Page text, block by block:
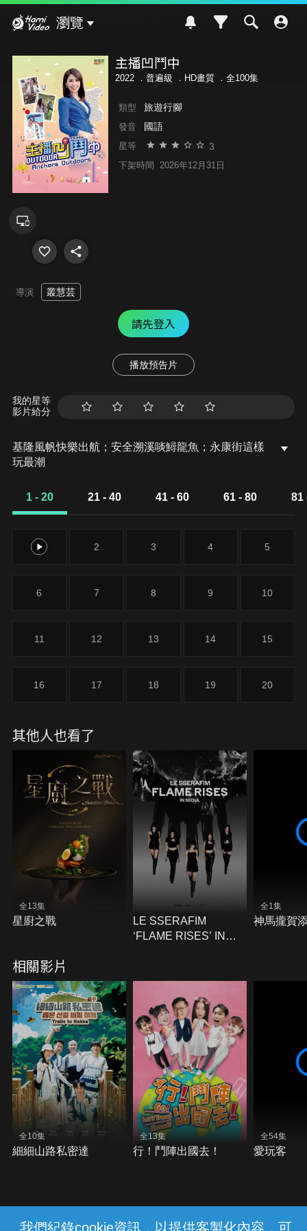
我們紀錄cookie資訊，以提供客製化內容，可
瀏覽
主播凹鬥中
2022 ． 普遍級 ．HD畫質 ．全100集
類型 旅遊行腳
發音 國語
星等 3
下架時間 2026年12月31日
導演 叢慧芸
請先登入
播放預告片
我的星等
影片給分
基隆風帆快樂出航；安全溯溪啖鱘龍魚；永康街這樣
玩最潮
1 - 20 21 - 40 41 - 60 61 - 80 81
1 2 3 4 5
6 7 8 9 10
11 12 13 14 15
16 17 18 19 20
其他人也看了
全13集
星廚之戰
LE SSERAFIM
‘FLAME RISES’ IN
全1集
神馬攏賀
相關影片
全10集
細細山路私密達
全13集
行！鬥陣出國去！
全54集
愛玩客